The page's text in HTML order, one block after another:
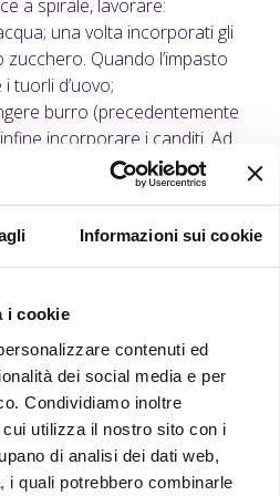
Informazioni sui cookie
i cookie
contenuti ed
dei social media e per
Condividiamo inoltre
utilizza il nostro sito con i
di analisi dei dati web,
i quali potrebbero combinarle
a spirale, lavorare:
una volta incorporati gli
zucchero. Quando l’impasto
tuorli d’uovo;
burro (precedentemente
incorporare i canditi. Ad
mastello e far lievitare in
minuti (30°C – 80%
colomba da 1000 g, pezzi da
riposare le pastelle a
metà formare le ali e deporle
formare il corpo e deporre
leggermente. Far lievitare
( 30°C - 80% U.R). Glassare
con mandorle, zucchero a
da 750 g cuocere in
poi abbassare a 150 °C per